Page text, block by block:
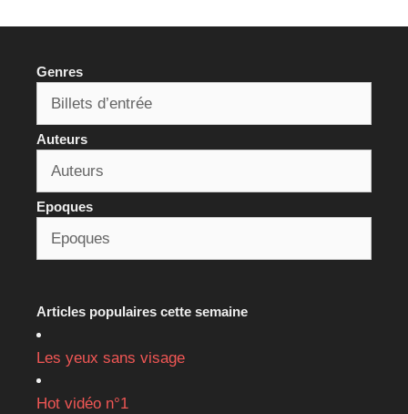
Genres
Auteurs
Epoques
Articles populaires cette semaine
Les yeux sans visage
Hot vidéo n°1